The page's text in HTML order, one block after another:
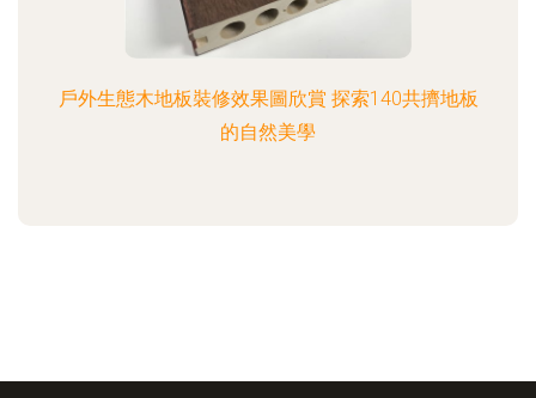
戶外生態木地板裝修效果圖欣賞 探索140共擠地板
的自然美學